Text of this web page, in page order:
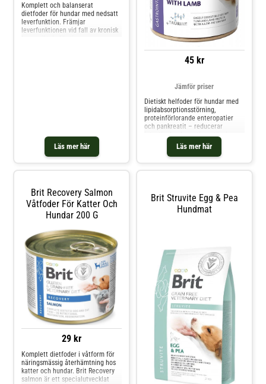
Läs mer här
Komplett och balanserat
dietfoder för hundar med nedsatt
leverfunktion. Främjar
leverfunktionen vid fall av kronisk
45 kr
Läs mer här
Jämför priser
Dietiskt helfoder för hundar med
lipidabsorptionsstörning,
proteinförlorande enteropatier
och pankreatit – reducerar
intestinala absorptionsstörningar,
kompenserar vid
matsmältningsbesvär. Indikationer
MINSKAR SYMPTOM FRÅN
DIETEN
Brit Recovery Salmon
Våtfoder För Katter Och
Hundar 200 G
29 kr
Komplett dietfoder i våtform för
näringsmässig återhämtning hos
katter och hundar. Brit Recovery
salmon är ett specialutvecklat
Brit Struvite Egg & Pea
Hundmat